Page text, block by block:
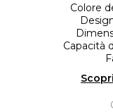
Colore
Capacità